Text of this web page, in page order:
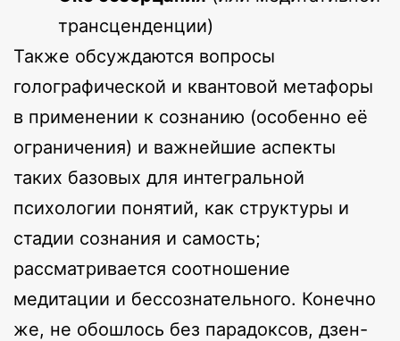
трансценденции)
Также обсуждаются вопросы
голографической и квантовой метафоры
в применении к сознанию (особенно её
ограничения) и важнейшие аспекты
таких базовых для интегральной
психологии понятий, как структуры и
стадии сознания и самость;
рассматривается соотношение
медитации и бессознательного. Конечно
же, не обошлось без парадоксов, дзен-